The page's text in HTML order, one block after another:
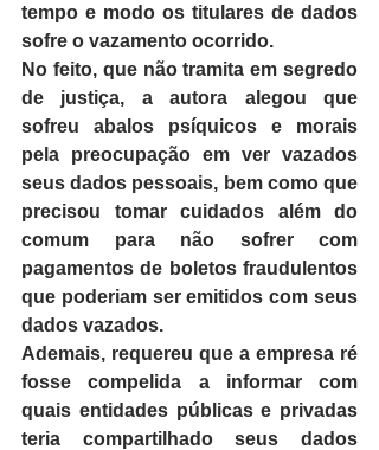
tempo e modo os titulares de dados
sofre o vazamento ocorrido.
No feito, que não tramita em segredo
de justiça, a autora alegou que
sofreu abalos psíquicos e morais
pela preocupação em ver vazados
seus dados pessoais, bem como que
precisou tomar cuidados além do
comum para não sofrer com
pagamentos de boletos fraudulentos
que poderiam ser emitidos com seus
dados vazados.
Ademais, requereu que a empresa ré
fosse compelida a informar com
quais entidades públicas e privadas
teria compartilhado seus dados